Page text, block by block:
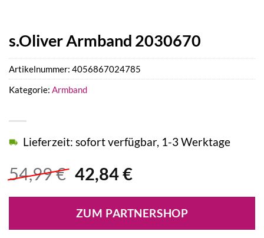
s.Oliver Armband 2030670
54,99€ Ursprünglicher
war:
54,99 €
42,84€Aktueller
ist:
42,84 €.
Lieferzeit: sofort verfügbar, 1-3 Werktage
ZUM PARTNERSHOP
Artikelnummer: 4056867024785
Kategorie: Armband